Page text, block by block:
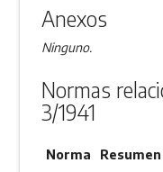
Anexos
Ninguno.
Normas
3/1941
Norma Resumen